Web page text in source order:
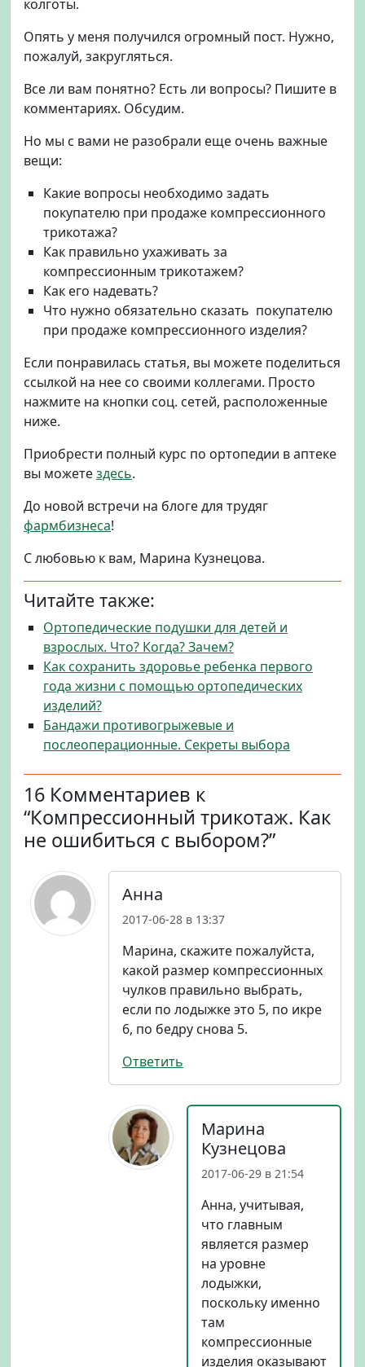
колготы.
Опять у меня получился огромный пост. Нужно,
пожалуй, закругляться.
Все ли вам понятно? Есть ли вопросы? Пишите в
комментариях. Обсудим.
Но мы с вами не разобрали еще очень важные
вещи:
Какие вопросы необходимо задать
покупателю при продаже компрессионного
трикотажа?
Как правильно ухаживать за
компрессионным трикотажем?
Как его надевать?
Что нужно обязательно сказать покупателю
при продаже компрессионного изделия?
Если понравилась статья, вы можете поделиться
ссылкой на нее со своими коллегами. Просто
нажмите на кнопки соц. сетей, расположенные
ниже.
Приобрести полный курс по ортопедии в аптеке
вы можетездесь.
До новой встречи на блоге для трудяг
фармбизнеса!
С любовью к вам, Марина Кузнецова.
Читайте также:
Ортопедические подушки для детей и
взрослых. Что? Когда? Зачем?
Как сохранить здоровье ребенка первого
года жизни с помощью ортопедических
изделий?
Бандажи противогрыжевые и
послеоперационные. Секреты выбора
16 Комментариев к
“Компрессионный трикотаж. Как
не ошибиться с выбором?”
Анна
2017-06-28 в 13:37
Марина, скажите пожалуйста,
какой размер компрессионных
чулков правильно выбрать,
если по лодыжке это 5, по икре
6, по бедру снова 5.
Ответить
Марина
Кузнецова
2017-06-29 в 21:54
Анна, учитывая,
что главным
является размер
на уровне
лодыжки,
поскольку именно
там
компрессионные
изделия оказывают